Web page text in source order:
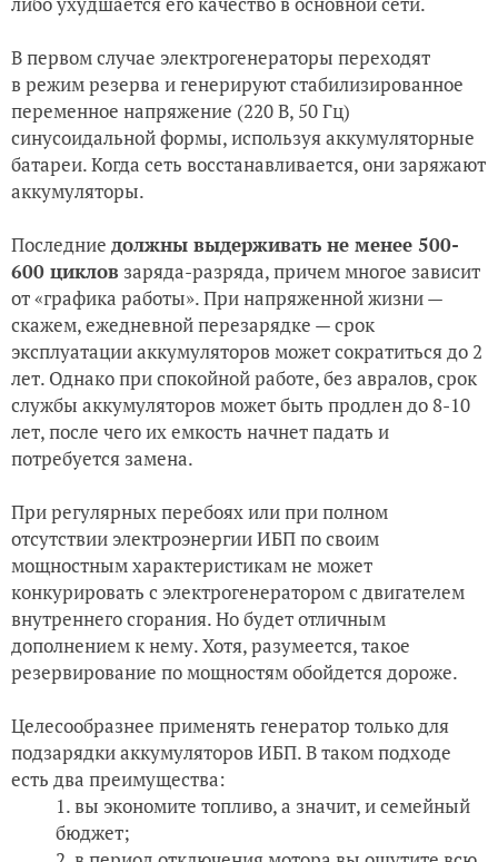
В первом случае электрогенераторы переходят
в режим резерва и генерируют стабилизированное
переменное напряжение (220 В, 50 Гц)
синусоидальной формы, используя аккумуляторные
батареи. Когда сеть восстанавливается, они заряжают
аккумуляторы.
Последние должны выдерживать не менее 500-
600 циклов заряда-разряда, причем многое зависит
от «графика работы». При напряженной жизни —
скажем, ежедневной перезарядке — срок
эксплуатации аккумуляторов может сократиться до 2
лет. Однако при спокойной работе, без авралов, срок
службы аккумуляторов может быть продлен до 8-10
лет, после чего их емкость начнет падать и
потребуется замена.
При регулярных перебоях или при полном
отсутствии электроэнергии ИБП по своим
мощностным характеристикам не может
конкурировать с электрогенератором с двигателем
внутреннего сгорания. Но будет отличным
дополнением к нему. Хотя, разумеется, такое
резервирование по мощностям обойдется дороже.
Целесообразнее применять генератор только для
подзарядки аккумуляторов ИБП. В таком подходе
есть два преимущества:
вы экономите топливо, а значит, и семейный
бюджет;